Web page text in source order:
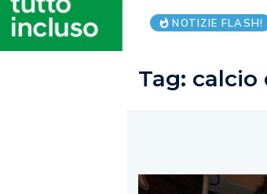
NOTIZIE FLASH!
Tag: calcio